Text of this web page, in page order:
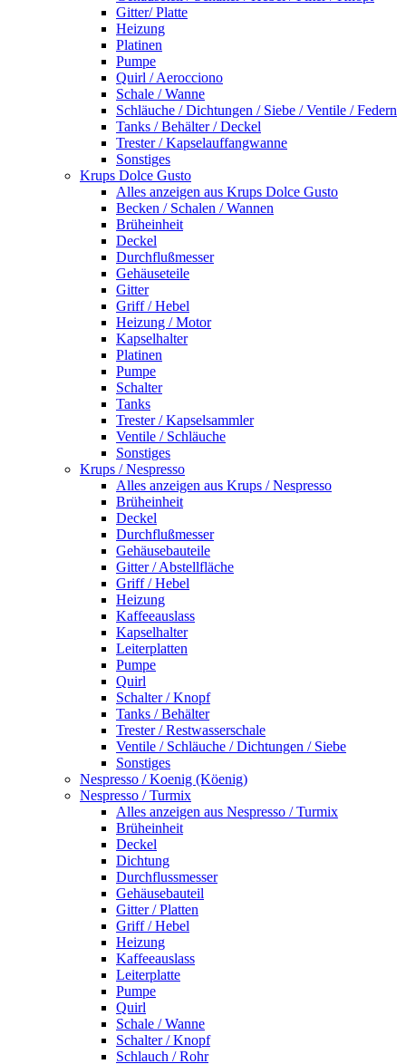
Gitter/ Platte
Heizung
Platinen
Pumpe
Quirl / Aerocciono
Schale / Wanne
Schläuche / Dichtungen / Siebe / Ventile / Federn
Tanks / Behälter / Deckel
Trester / Kapselauffangwanne
Sonstiges
Krups Dolce Gusto
Alles anzeigen aus Krups Dolce Gusto
Becken / Schalen / Wannen
Brüheinheit
Deckel
Durchflußmesser
Gehäuseteile
Gitter
Griff / Hebel
Heizung / Motor
Kapselhalter
Platinen
Pumpe
Schalter
Tanks
Trester / Kapselsammler
Ventile / Schläuche
Sonstiges
Krups / Nespresso
Alles anzeigen aus Krups / Nespresso
Brüheinheit
Deckel
Durchflußmesser
Gehäusebauteile
Gitter / Abstellfläche
Griff / Hebel
Heizung
Kaffeeauslass
Kapselhalter
Leiterplatten
Pumpe
Quirl
Schalter / Knopf
Tanks / Behälter
Trester / Restwasserschale
Ventile / Schläuche / Dichtungen / Siebe
Sonstiges
Nespresso / Koenig (Köenig)
Nespresso / Turmix
Alles anzeigen aus Nespresso / Turmix
Brüheinheit
Deckel
Dichtung
Durchflussmesser
Gehäusebauteil
Gitter / Platten
Griff / Hebel
Heizung
Kaffeeauslass
Leiterplatte
Pumpe
Quirl
Schale / Wanne
Schalter / Knopf
Schlauch / Rohr